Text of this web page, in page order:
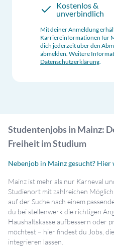
Kostenlos &
unverbindlich
Mit deiner Anmeldung
Karriereinformationen für
dich jederzeit über den
abmelden. Weitere
Datenschutzerklärung.
Studentenjobs in Mainz:
Freiheit im Studium
Nebenjob in Mainz gesucht?
Mainz ist mehr als nur Karneval
Studienort mit zahlreichen
auf der Suche nach einem
du bei stellenwerk die richtigen
Haushaltskasse aufbessern oder
möchtest – hier findest du Jobs,
integrieren lassen.